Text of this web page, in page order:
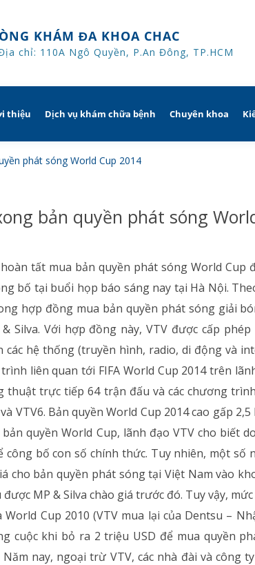
KHÁM ĐA KHOA CHAC
chỉ: 110A Ngô Quyền, P.An Đông, TP.HCM
thiệu
Quyền và trách nhiệm của người
Bác sĩ
Lịch khám bác sĩ
Bảng giá dịch vụ
Danh mục giá thuốc
Dịch vụ khám chữa bệnh
Khám gì ở CHAC
Chuyên khoa
Rối loạn giấc
Phục hồi chức
Dị ứng – Miễn
Tim mạch
Rối loạn
Dinh dưỡng
Tai – Mũi – Họng
Chẩn đoán
Nhà thuốc
phát sóng World Cup 2014
bản quyền phát sóng
tất mua bản quyền phát sóng World Cup
bố tại buổi họp báo sáng nay tại Hà Nội.
hợp đồng mua bản quyền phát sóng giải
Silva. Với hợp đồng này, VTV được cấp
các hệ thống (truyền hình, radio, di động và
liên quan tới FIFA World Cup 2014 trên
thuật trực tiếp 64 trận đấu và các chương
VTV6. Bản quyền World Cup 2014 cao gấp
quyền World Cup, lãnh đạo VTV cho biết
công bố con số chính thức. Tuy nhiên, một
cho bản quyền phát sóng tại Việt Nam vào
MP & Silva chào giá trước đó. Tuy vậy,
World Cup 2010 (VTV mua lại của Dentsu –
cuộc khi bỏ ra 2 triệu USD để mua quyền
Năm nay, ngoại trừ VTV, các nhà đài và công